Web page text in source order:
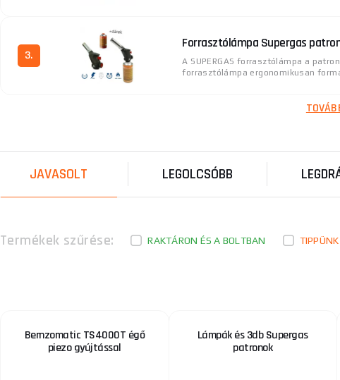
3.
Forrasztólámpa Supergas
A SUPERGAS forrasztólámpa a
forrasztólámpa ergonomikusan
súly: 2,1 kg Tartalom súlya: 136 g
Kemper group 12500
TURBO égő KEMAP 4 kW/EU
Professzionális KEMPER 1062ETCF
JAVASOLT LEGOLCSÓBB
Termékek szűrése: RAKTÁRON ÉS A BOLTBAN TIPPÜNK
Bernzomatic TS4000T égő
piezo gyújtással
Lámpák és 3db Supergas
patronok